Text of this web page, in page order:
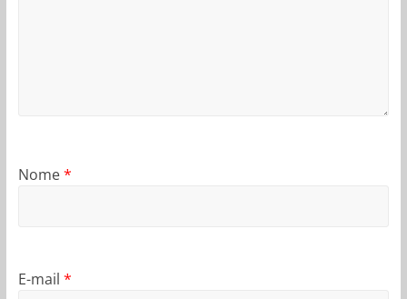
Nome*
E-mail *